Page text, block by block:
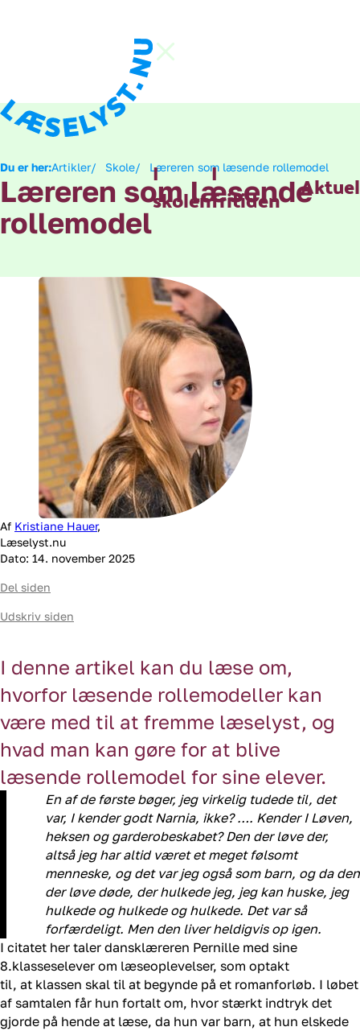
I
skolen
I
fritiden
Du er her:Artikler Skole Læreren som læsende rollemodel
Læreren som læsende
rollemodel
Af Kristiane Hauer,
Læselyst.nu
Dato: 14. november 2025
Del siden
Udskriv siden
I denne artikel kan du læse om,
hvorfor læsende rollemodeller kan
være med til at fremme læselyst, og
hvad man kan gøre for at blive
læsende rollemodel for sine elever.
En af de første bøger, jeg virkelig tudede til, det
var, I kender godt Narnia, ikke? …. Kender I Løven,
heksen og garderobeskabet? Den der løve der,
altså jeg har altid været et meget følsomt
menneske, og det var jeg også som barn, og da den
der løve døde, der hulkede jeg, jeg kan huske, jeg
hulkede og hulkede og hulkede. Det var så
forfærdeligt. Men den liver heldigvis op igen.
I citatet her taler dansklæreren Pernille med sine
8.klasseselever om læseoplevelser, som optakt
til, at klassen skal til at begynde på et romanforløb. I løbet
af samtalen får hun fortalt om, hvor stærkt indtryk det
gjorde på hende at læse, da hun var barn, at hun elskede